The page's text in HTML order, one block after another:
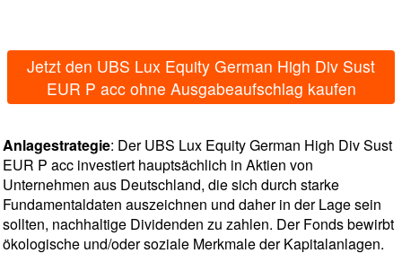
Jetzt den UBS Lux Equity German High Div Sust
EUR P acc ohne Ausgabeaufschlag kaufen
Anlagestrategie: Der UBS Lux Equity German High Div Sust
EUR P acc investiert hauptsächlich in Aktien von
Unternehmen aus Deutschland, die sich durch starke
Fundamentaldaten auszeichnen und daher in der Lage sein
sollten, nachhaltige Dividenden zu zahlen. Der Fonds bewirbt
ökologische und/oder soziale Merkmale der Kapitalanlagen.